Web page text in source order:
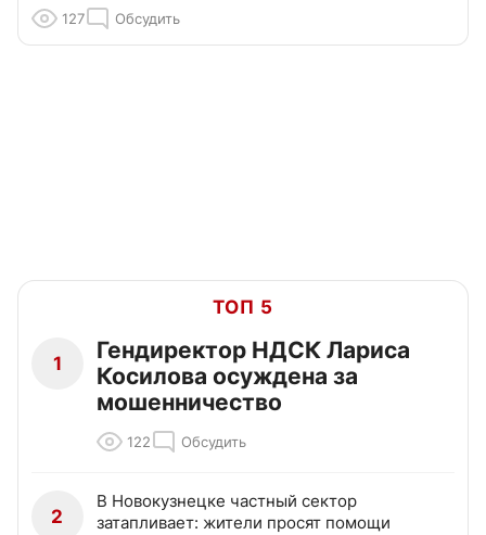
127 Обсудить
ТОП 5
1
Гендиректор НДСК Лариса
Косилова осуждена за
мошенничество
122 Обсудить
2
В Новокузнецке частный сектор
затапливает: жители просят помощи